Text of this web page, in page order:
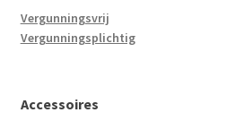
Vergunningsvrij
Vergunningsplichtig
Accessoires